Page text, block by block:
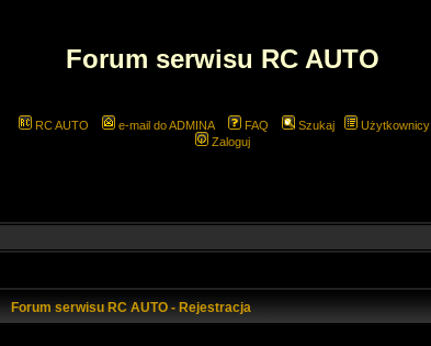
Forum serwisu RC AUTO
RC AUTO e-mail do ADMINA FAQ Szukaj
Użytkownicy
Zaloguj
Forum serwisu RC AUTO - Rejestracja